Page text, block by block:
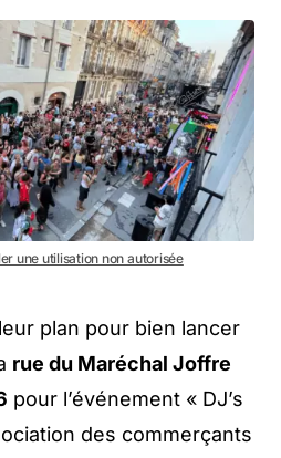
une utilisation non autorisée
plan pour bien lancer
rue du Maréchal Joffre
pour l’événement « DJ’s
des commerçants